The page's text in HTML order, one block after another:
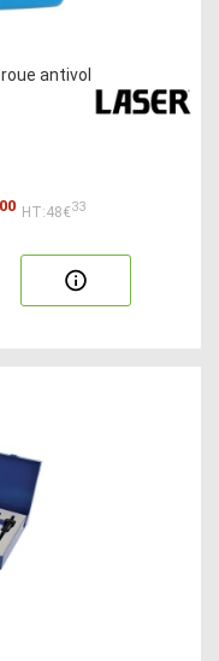
antivol
00 HT:48€33